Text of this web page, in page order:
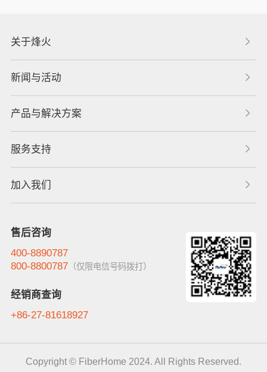
关于烽火
新闻与活动
产品与解决方案
服务支持
加入我们
售后咨询
400-8890787
800-8800787（仅限电信号码拨打）
经销商查询
+86-27-81618927
Copyright © FiberHome 2024. All Rights Reserved.